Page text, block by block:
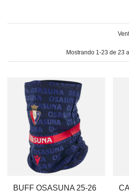
Mostrando 1-23 de 23
BUFF OSASUNA 25-26